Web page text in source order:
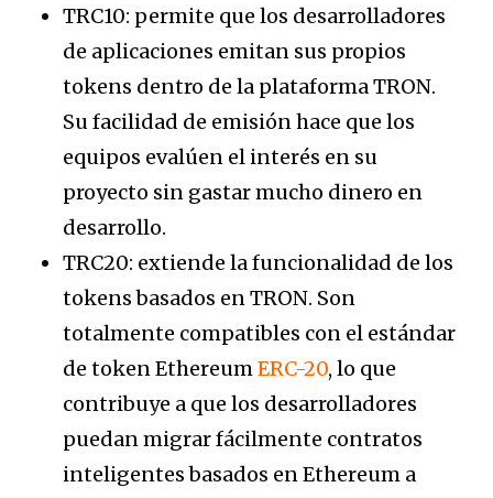
TRC10: permite que los desarrolladores
de aplicaciones emitan sus propios
tokens dentro de la plataforma TRON.
Su facilidad de emisión hace que los
equipos evalúen el interés en su
proyecto sin gastar mucho dinero en
desarrollo.
TRC20: extiende la funcionalidad de los
tokens basados en TRON. Son
totalmente compatibles con el estándar
de token EthereumERC-20, lo que
contribuye a que los desarrolladores
puedan migrar fácilmente contratos
inteligentes basados en Ethereum a